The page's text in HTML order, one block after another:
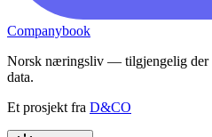
Companybook
Norsk næringsliv — tilgjengelig der
data.
Et prosjekt fra D&CO